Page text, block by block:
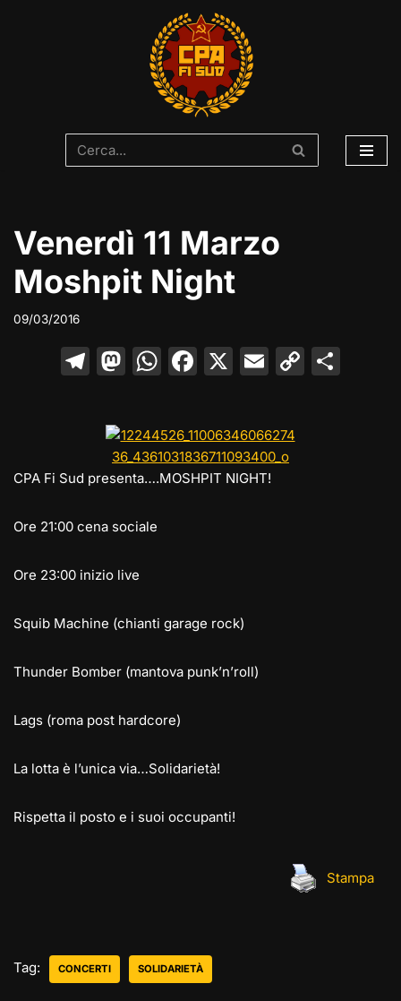
Venerdì 11 Marzo
Moshpit Night
09/03/2016
T
e
gr
a
M
o
d
n
W
s
A
F
e
b
X E
l
C
CPA Fi Sud presenta….MOSHPIT NIGHT!
Ore 21:00 cena sociale
Ore 23:00 inizio live
Squib Machine (chianti garage rock)
Thunder Bomber (mantova punk’n’roll)
Lags (roma post hardcore)
La lotta è l’unica via…Solidarietà!
Rispetta il posto e i suoi occupanti!
Stampa
Tag: CONCERTI SOLIDARIETÀ